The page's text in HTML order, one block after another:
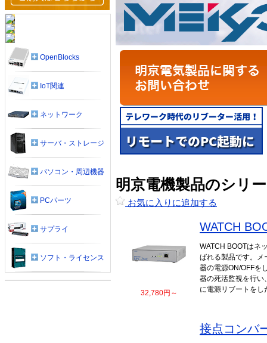
明京電機製品のシリ
お気に入りに追加する
32,780円～
WATCH
WATCH BOOTはネ
ばれる製品です。メ
器の電源ON/OFFを
器の死活監視を行い
に電源リブートをし
接点コンバ
OpenBlocks
IoT関連
ネットワーク
サーバ・ストレージ
パソコン・周辺機器
PCパーツ
サプライ
ソフト・ライセンス